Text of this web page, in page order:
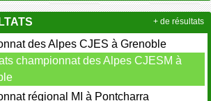
des Alpes CJES à Grenoble
championnat des Alpes CJESM à
régional MI à Pontcharra
+ de résultats